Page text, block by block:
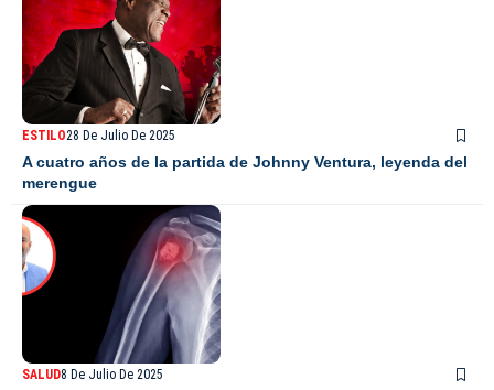
ESTILO28 De Julio De 2025
A cuatro años de la partida de Johnny Ventura, leyenda del
merengue
SALUD8 De Julio De 2025